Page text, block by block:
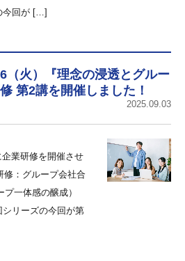
今回が […]
（火）『理念の浸透とグルー
第2講を開催しました！
2025.09.03
業研修を開催させ
：グループ会社合
一体感の醸成）
シリーズの今回が第